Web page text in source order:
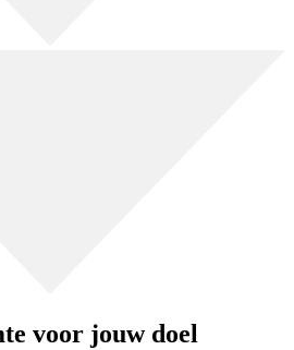
voor jouw doel